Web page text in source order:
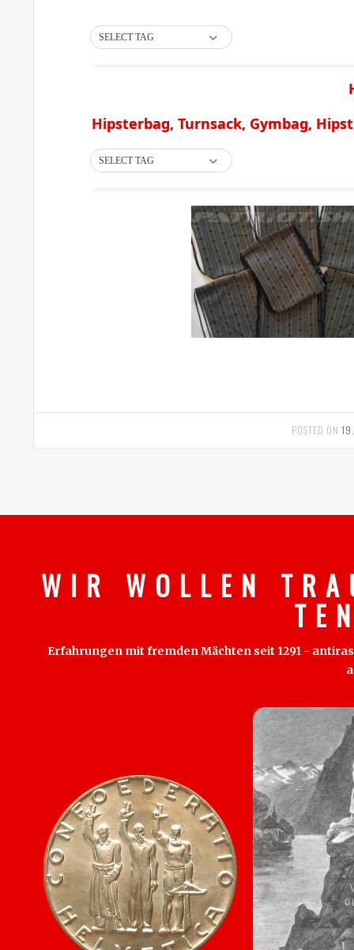
SELECT TAG
Hipsterbag, Turnsack, Gymbag,
SELECT TAG
POSTED ON
W I R W O L L E N T R
T E
Erfahrungen mit fremden Mächten seit 1291 -